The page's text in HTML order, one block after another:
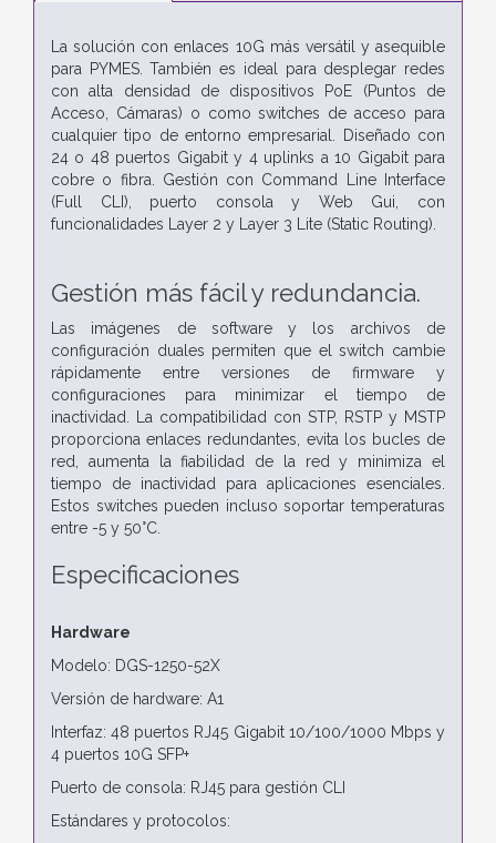
La solución con enlaces 10G más versátil y asequible
para PYMES. También es ideal para desplegar redes
con alta densidad de dispositivos PoE (Puntos de
Acceso, Cámaras) o como switches de acceso para
cualquier tipo de entorno empresarial. Diseñado con
24 o 48 puertos Gigabit y 4 uplinks a 10 Gigabit para
cobre o fibra. Gestión con Command Line Interface
(Full CLI), puerto consola y Web Gui, con
funcionalidades Layer 2 y Layer 3 Lite (Static Routing).
Gestión más fácil y redundancia.
Las imágenes de software y los archivos de
configuración duales permiten que el switch cambie
rápidamente entre versiones de firmware y
configuraciones para minimizar el tiempo de
inactividad. La compatibilidad con STP, RSTP y MSTP
proporciona enlaces redundantes, evita los bucles de
red, aumenta la fiabilidad de la red y minimiza el
tiempo de inactividad para aplicaciones esenciales.
Estos switches pueden incluso soportar temperaturas
entre -5 y 50°C.
Especificaciones
Hardware
Modelo: DGS-1250-52X
Versión de hardware: A1
Interfaz: 48 puertos RJ45 Gigabit 10/100/1000 Mbps y
4 puertos 10G SFP+
Puerto de consola: RJ45 para gestión CLI
Estándares y protocolos: